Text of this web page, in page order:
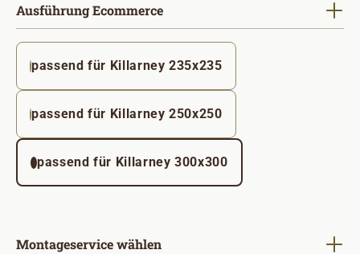
Ausführung Ecommerceauswählen
passend für Killarney 235x235
passend für Killarney 250x250
passend für Killarney 300x300
Montageservice wählen